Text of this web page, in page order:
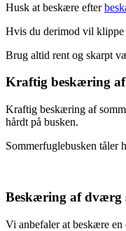
Husk at beskære efter
Hvis du derimod vil klippe
Brug altid rent og skarpt
Kraftig beskæring af
Kraftig beskæring af
hårdt på busken.
Sommerfuglebusken tåler
Beskæring af dværg
Vi anbefaler at beskære